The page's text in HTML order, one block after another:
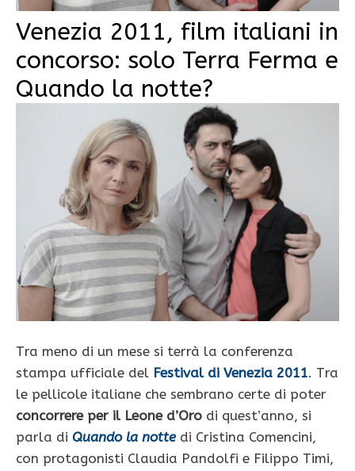
Venezia 2011, film italiani in
concorso: solo Terra Ferma e
Quando la notte?
Tra meno di un mese si terrà la conferenza
stampa ufficiale del Festival di Venezia 2011. Tra
le pellicole italiane che sembrano certe di poter
concorrere per il Leone d’Oro di quest’anno, si
parla di Quando la nottedi Cristina Comencini,
con protagonisti Claudia Pandolfi e Filippo Timi,